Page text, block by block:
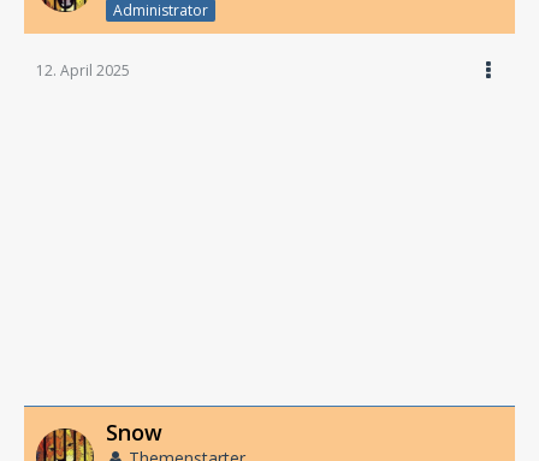
Administrator
12. April 2025
Snow